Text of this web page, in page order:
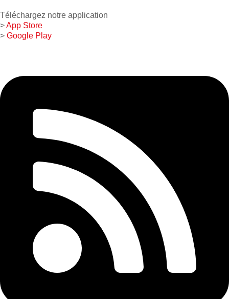
Téléchargez notre application
>App Store
> Google Play